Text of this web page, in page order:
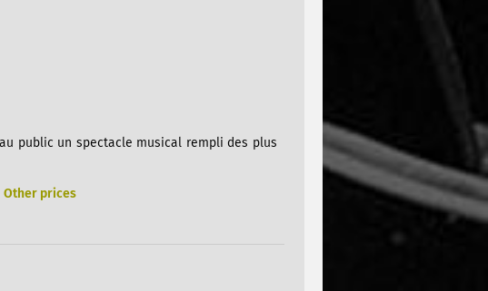
public un spectacle musical rempli des plus
Other prices